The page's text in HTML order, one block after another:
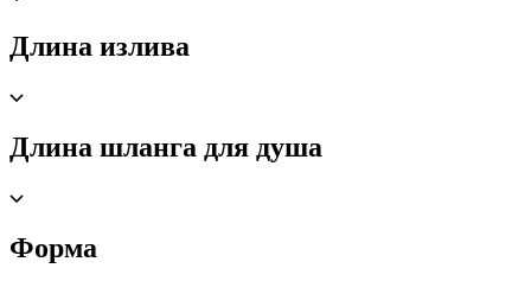
Длина излива
Длина шланга для душа
Форма